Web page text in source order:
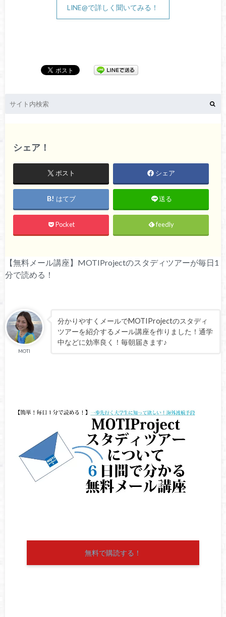
LINE@で詳しく聞いてみる！
シェア！
ポスト シェア
はてブ 送る
Pocket feedly
【無料メール講座】MOTIProjectのスタディツアーが毎日1
分で読める！
MOTI
分かりやすくメールでMOTIProjectのスタディ
ツアーを紹介するメール講座を作りました！通学
中などに効率良く！毎朝届きます♪
無料で購読する！